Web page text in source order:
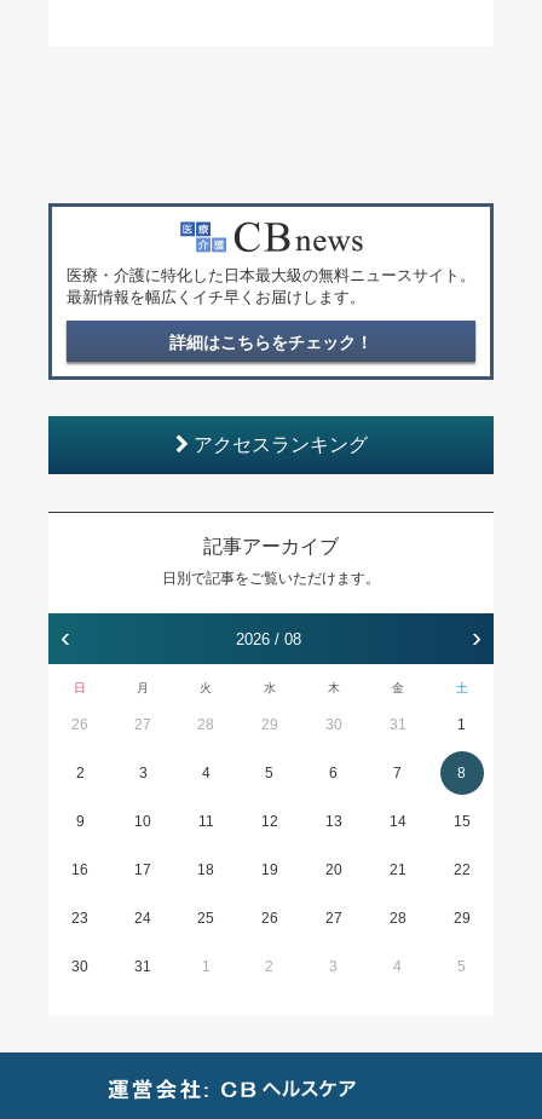
医療・介護に特化した日本最大級の無料ニュースサイト。
最新情報を幅広くイチ早くお届けします。
詳細はこちらをチェック！
アクセスランキング
記事アーカイブ
日別で記事をご覧いただけます。
‹ 2026 / 08 ›
日 月 火 水 木 金 土
26 27 28 29 30 31 1
2 3 4 5 6 7 8
9 10 11 12 13 14 15
16 17 18 19 20 21 22
23 24 25 26 27 28 29
30 31 1 2 3 4 5